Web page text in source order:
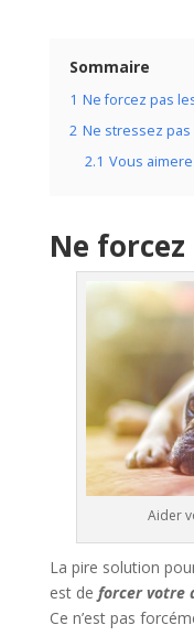
Sommaire
1 Ne forcez pas
2 Ne stressez pas
2.1 Vous
Ne forcez
Aider
La pire solution
est de forcer votre
Ce n’est pas